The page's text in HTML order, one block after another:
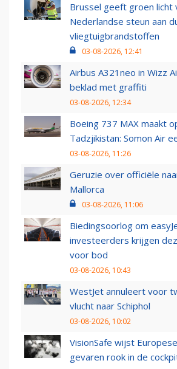
Brussel geeft groen licht
Nederlandse steun aan
vliegtuigbrandstoffen
03-08-2026, 12:41
Airbus A321neo in Wizz
beklad met graffiti
03-08-2026, 12:34
Boeing 737 MAX maakt
Tadzjikistan: Somon Air
03-08-2026, 11:26
Geruzie over officiële
Mallorca
03-08-2026, 11:06
Biedingsoorlog om
investeerders krijgen
voor bod
03-08-2026, 10:43
WestJet annuleert voor
vlucht naar Schiphol
03-08-2026, 10:02
VisionSafe wijst
gevaren rook in de